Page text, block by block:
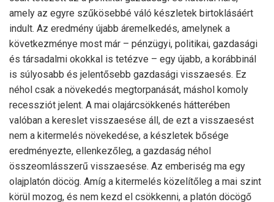
amely az egyre szűkösebbé váló készletek birtoklásáért
indult. Az eredmény újabb áremelkedés, amelynek a
következménye most már – pénzügyi, politikai, gazdasági
és társadalmi okokkal is tetézve – egy újabb, a korábbinál
is súlyosabb és jelentősebb gazdasági visszaesés. Ez
néhol csak a növekedés megtorpanását, máshol komoly
recessziót jelent. A mai olajárcsökkenés hátterében
valóban a kereslet visszaesése áll, de ezt a visszaesést
nem a kitermelés növekedése, a készletek bősége
eredményezte, ellenkezőleg, a gazdaság néhol
összeomlásszerű visszaesése. Az emberiség ma egy
olajplatón döcög. Amíg a kitermelés közelítőleg a mai szint
körül mozog, és nem kezd el csökkenni, a platón döcögő